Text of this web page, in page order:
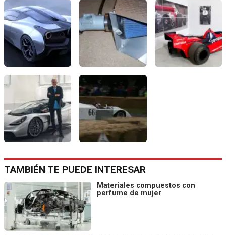
TAMBIÉN TE PUEDE INTERESAR
Materiales compuestos con
perfume de mujer